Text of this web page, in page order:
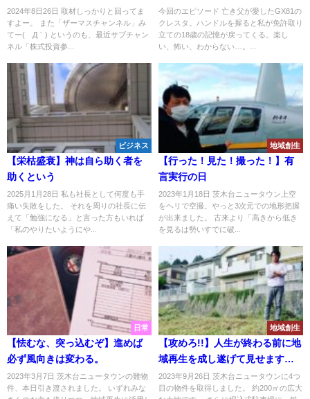
2024年8日26日 取材しっかりと回ってま
すよー。 また「ザーマスチャンネル」み
てー(´Д｀) というのも、最近サブチャン
ネル「株式投資参...
完成！そして11月19日の「ジャ
パニーズネオクラシックカーフ
ェスティバル」の出展車に選ば
今回のエピソード 亡き父が愛したGX81の
クレスタ。ハンドルを握ると私が免許取り
立ての18歳の記憶が戻ってくる。楽し
い、怖い、わからない…。...
ビジネス
【栄枯盛衰】神は自ら助く者を
助くという
2025月1月28日 私も社長として何度も手
痛い失敗をした。 それを周りの社長に伝
えて「勉強になる」と言った方もいれば
「私のやりたいようにや...
地域創生
【行った！見た！撮った！】有
言実行の日
2023年1月18日 茨木台ニュータウン上空
をヘリで空撮。やっと3次元での地形把握
が出来ました。 古来より「高きから低き
を見るは勢いすでに破...
日常
【怯むな、突っ込むぞ】進めば
必ず風向きは変わる。
2023年3月7日 茨木台ニュータウンの難物
件、本日引き渡されました。 いずれみな
地域創生
【攻めろ!!】人生が終わる前に地
域再生を成し遂げて見せます
ぞ！
2023年9月26日 茨木台ニュータウンに4つ
目の物件を取得しました。 約200㎡の広大